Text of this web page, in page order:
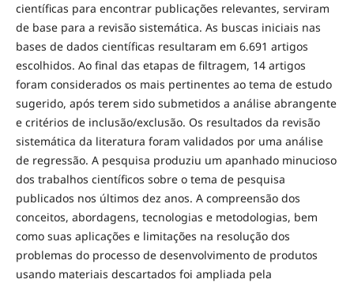
científicas para encontrar publicações relevantes, serviram
de base para a revisão sistemática. As buscas iniciais nas
bases de dados científicas resultaram em 6.691 artigos
escolhidos. Ao final das etapas de filtragem, 14 artigos
foram considerados os mais pertinentes ao tema de estudo
sugerido, após terem sido submetidos a análise abrangente
e critérios de inclusão/exclusão. Os resultados da revisão
sistemática da literatura foram validados por uma análise
de regressão. A pesquisa produziu um apanhado minucioso
dos trabalhos científicos sobre o tema de pesquisa
publicados nos últimos dez anos. A compreensão dos
conceitos, abordagens, tecnologias e metodologias, bem
como suas aplicações e limitações na resolução dos
problemas do processo de desenvolvimento de produtos
usando materiais descartados foi ampliada pela